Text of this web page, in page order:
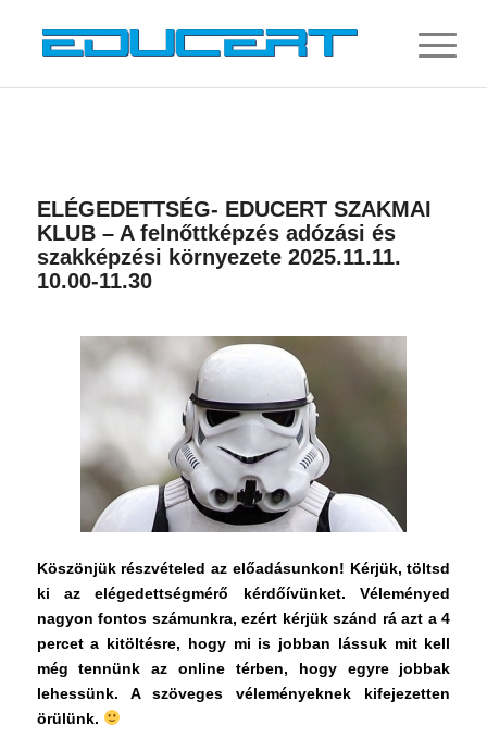
ELÉGEDETTSÉG- EDUCERT SZAKMAI
KLUB – A felnőttképzés adózási és
szakképzési környezete 2025.11.11.
10.00-11.30
Köszönjük részvételed az előadásunkon! Kérjük, töltsd
ki az elégedettségmérő kérdőívünket. Véleményed
nagyon fontos számunkra, ezért kérjük szánd rá azt a 4
percet a kitöltésre, hogy mi is jobban lássuk mit kell
még tennünk az online térben, hogy egyre jobbak
lehessünk. A szöveges véleményeknek kifejezetten
örülünk.